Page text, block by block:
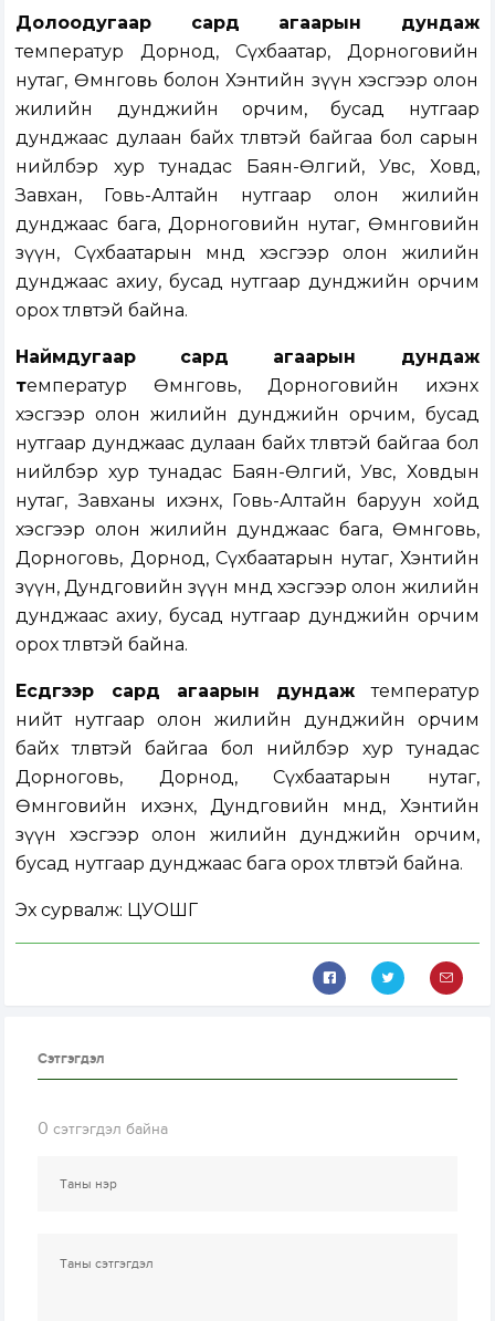
Долоодугаар сард агаарын дундаж
температур Дорнод, Сүхбаатар, Дорноговийн
нутаг, Өмнөговь болон Хэнтийн зүүн хэсгээр олон
жилийн дунджийн орчим, бусад нутгаар
дунджаас дулаан байх төлөвтэй байгаа бол сарын
нийлбэр хур тунадас Баян-Өлгий, Увс, Ховд,
Завхан, Говь-Алтайн нутгаар олон жилийн
дунджаас бага, Дорноговийн нутаг, Өмнөговийн
зүүн, Сүхбаатарын өмнөд хэсгээр олон жилийн
дунджаас ахиу, бусад нутгаар дунджийн орчим
орох төлөвтэй байна.
Наймдугаар сард агаарын дундаж
температур Өмнөговь, Дорноговийн ихэнх
хэсгээр олон жилийн дунджийн орчим, бусад
нутгаар дунджаас дулаан байх төлөвтэй байгаа бол
нийлбэр хур тунадас Баян-Өлгий, Увс, Ховдын
нутаг, Завханы ихэнх, Говь-Алтайн баруун хойд
хэсгээр олон жилийн дунджаас бага, Өмнөговь,
Дорноговь, Дорнод, Сүхбаатарын нутаг, Хэнтийн
зүүн, Дундговийн зүүн өмнөд хэсгээр олон жилийн
дунджаас ахиу, бусад нутгаар дунджийн орчим
орох төлөвтэй байна.
Есдүгээр сард агаарын дундаж температур
нийт нутгаар олон жилийн дунджийн орчим
байх төлөвтэй байгаа бол нийлбэр хур тунадас
Дорноговь, Дорнод, Сүхбаатарын нутаг,
Өмнөговийн ихэнх, Дундговийн өмнөд, Хэнтийн
зүүн хэсгээр олон жилийн дунджийн орчим,
бусад нутгаар дунджаас бага орох төлөвтэй байна.
Эх сурвалж: ЦУОШГ
Сэтгэгдэл
0 сэтгэгдэл байна